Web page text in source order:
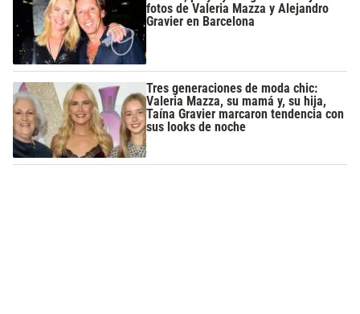
fotos de Valeria Mazza y Alejandro
Gravier en Barcelona
Tres generaciones de moda chic:
Valeria Mazza, su mamá y, su hija,
Taína Gravier marcaron tendencia con
sus looks de noche